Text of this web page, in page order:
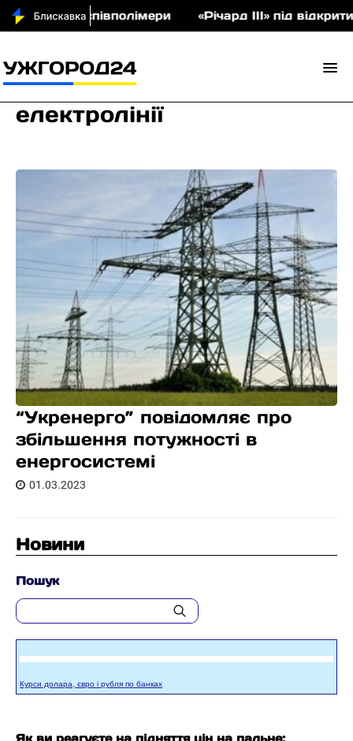
співполімери «Річард ІІІ» під
електролінії
“Укренерго” повідомляє про
збільшення потужності в
енергосистемі
01.03.2023
Новини
Пошук
Курси долара, євро і рубля по банках